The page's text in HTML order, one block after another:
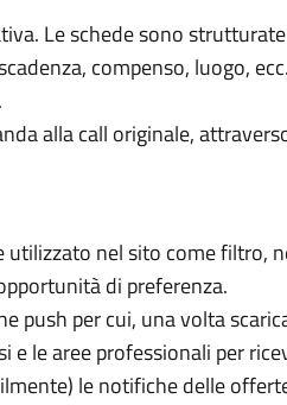
Le schede sono
compenso, luogo,
alla call originale,
nel sito come filtro,
di preferenza.
push per cui, una volta
e le aree professionali per
le notifiche delle